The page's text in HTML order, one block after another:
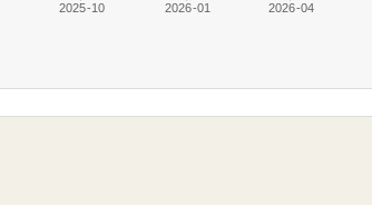
2025-10 2026-01 2026-04